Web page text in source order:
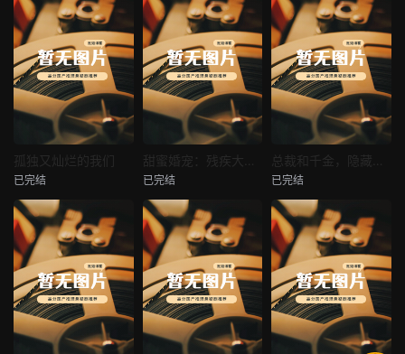
未知
孤独又灿烂的我们
已完结
热播
未知
已完结
热播
未知
已完结